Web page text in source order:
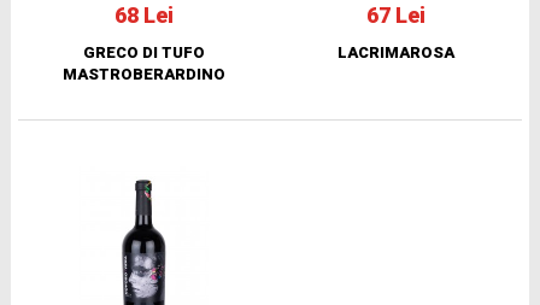
68 Lei
GRECO DI TUFO
MASTROBERARDINO
67 Lei
LACRIMAROSA